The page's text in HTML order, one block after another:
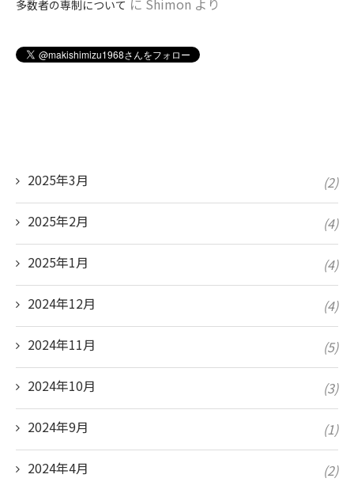
多数者の専制について に Shimon より
2025年3月 (2)
2025年2月 (4)
2025年1月 (4)
2024年12月 (4)
2024年11月 (5)
2024年10月 (3)
2024年9月 (1)
2024年4月 (2)